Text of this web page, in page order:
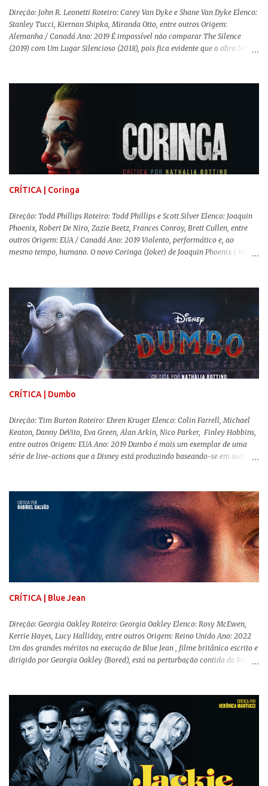
Direção: John R. Leonetti Roteiro: Carey Van Dyke e Shane Van Dyke Elenco:
Stanley Tucci, Kiernan Shipka, Miranda Otto, entre outros Origem:
Alemanha / Canadá Ano: 2019 É impossível não comparar The Silence
(2019) com Um Lugar Silencioso (2018), pois fica evidente que a obra bebe
reproduzir alguns elementos que consograram a obra de John Krasinski
(The Office). Aqui os “monstros” com audições aguçadas eram seres da
Terra que estavam presos por séculos em uma caverna recém descoberta,
libertando-os pelo mundo. O espectador acompanha uma família que tem
uma pequena vantagem em relação às outras pessoas. Adivinhem? Sabem
viver em silêncio pelo fato da filha mais velha ser surda. Para aqueles que
amam filmes com temática apocalíptica, a produção pode até funcionar
como entretenimento mediano. Todo o cenário de fuga, pânico col...
CRÍTICA | Coringa
Direção: Todd Phillips Roteiro: Todd Phillips e Scott Silver Elenco: Joaquin
Phoenix, Robert De Niro, Zazie Beetz, Frances Conroy, Brett Cullen, entre
outros Origem: EUA / Canadá Ano: 2019 Violento, performático e, ao
mesmo tempo, humano. O novo Coringa (Joker) de Joaquin Phoenix ( Você
Comics . É importante ressaltar que este não é um filme de herói. E muito
menos de vilão. O longa de Todd Phillips (Se Beber, Não Case!) segue uma
trajetória profunda do reflexo da corrupção da sociedade na vida de um ser
humano, capaz de causar perturbação e desconforto do inicio ao fim da
projeção, e por mais um bom tempo após deixar o cinema. Trata-se de
uma obra difícil de ser "digerida", pois lida com temas sensíveis, como
abuso, doença mental, bullying e violência física. Todo esse turbilhão de
informações molda a mente d...
CRÍTICA | Dumbo
Direção: Tim Burton Roteiro: Ehren Kruger Elenco: Colin Farrell, Michael
Keaton, Danny DeVito, Eva Green, Alan Arkin, Nico Parker, Finley Hobbins,
entre outros Origem: EUA Ano: 2019 Dumbo é mais um exemplar de uma
série de live-actions que a Disney está produzindo baseando-se em suas
remake , já que a história do elefantinho voador foi reinventada de forma
mais realista, se adequando perfeitamente a proposta. Não há animais
falantes, por exemplo, mas nem por isso o tom lúdico e infantil é deixado
de lado. Apesar da relevância histórica, o filme supera a animação original
em termos visuais e narrativos, , superando a animação original em termos
visuais e narrativos. A história começa quando o pai das crianças, Holt
Ferrier (Colin Farrell), uma ex-estrela de circo, volta da guerra e se depara
com os filhos de...
CRÍTICA | Blue Jean
Direção: Georgia Oakley Roteiro: Georgia Oakley Elenco: Rosy McEwen,
Kerrie Hayes, Lucy Halliday, entre outros Origem: Reino Unido Ano: 2022
Um dos grandes méritos na execução de Blue Jean , filme britânico escrito e
dirigido por Georgia Oakley (Bored), está na perturbação contida de Rosy
movimentos e falas, equilibrada numa frágil neutralidade entre seu
trabalho e seus afetos, passando noites bebendo e jogando sinuca com seu
grupo de amigas lésbicas e sua amante. É imperativo para ela que ambos
os mundos não se cruzem de modo algum, pois o período histórico no qual
a história se passa - 1988 na Inglaterra - é de um contexto profundamente
conservador e hostil a pessoas queer. Com o governo liderado pela então
primeira-ministra Margaret Tatcher usando recursos supostamente
constitucionais para mobilizar campanhas agressivas ao modo de vida